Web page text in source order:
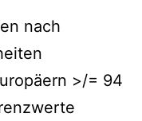
nach
>/= 94